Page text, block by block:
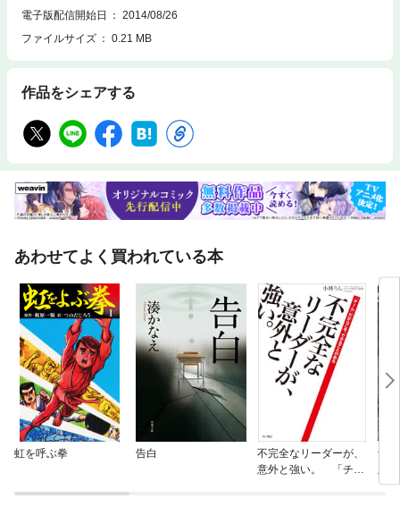
電子版配信開始日
2014/08/26
ファイルサイズ
0.21 MB
作品をシェアする
あわせてよく買われている本
虹を呼ぶ拳 告白
不完全なリーダーが、
意外と強い。 「チー
ザ
版